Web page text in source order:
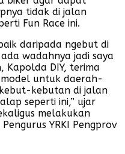
tidak di jalan
Fun Race ini.
daripada ngebut di
wadahnya jadi saya
Kapolda DIY, terima
model untuk daerah-
kebutan di jalan
seperti ini,” ujar
melakukan
YRKI Pengprov